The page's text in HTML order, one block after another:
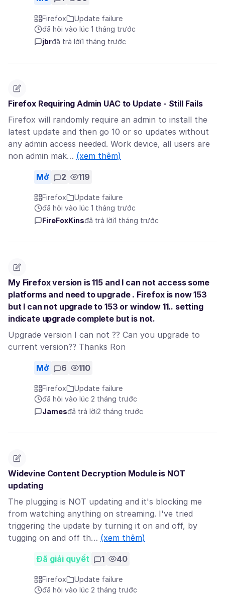
Firefox
Update failure
đã hỏi vào lúc 1 tháng trước
jbrđã trả lời1 tháng trước
Firefox Requiring Admin UAC to Update - Still Fails
Firefox will randomly require an admin to install the
latest update and then go 10 or so updates without
any admin access needed. Work device, all users are
non admin mak… (xem thêm)
Mở 2 119
Firefox
Update failure
đã hỏi vào lúc 1 tháng trước
FireFoxKinsđã trả lời1 tháng trước
My Firefox version is 115 and I can not access some
platforms and need to upgrade . Firefox is now 153
but I can not upgrade to 153 or window 11.. setting
indicate upgrade complete but is not.
Upgrade version I can not ?? Can you upgrade to
current version?? Thanks Ron
Mở 6 110
Firefox
Update failure
đã hỏi vào lúc 2 tháng trước
Jamesđã trả lời2 tháng trước
Widevine Content Decryption Module is NOT
updating
The plugging is NOT updating and it's blocking me
from watching anything on streaming. I've tried
triggering the update by turning it on and off, by
tugging on and off th… (xem thêm)
Đã giải quyết 1 40
Firefox
Update failure
đã hỏi vào lúc 2 tháng trước